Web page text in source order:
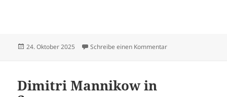
Veröffentlicht
24. Oktober 2025 Schreibe einen Kommentarzu Hildebrandt
Dimitri Mannikow in